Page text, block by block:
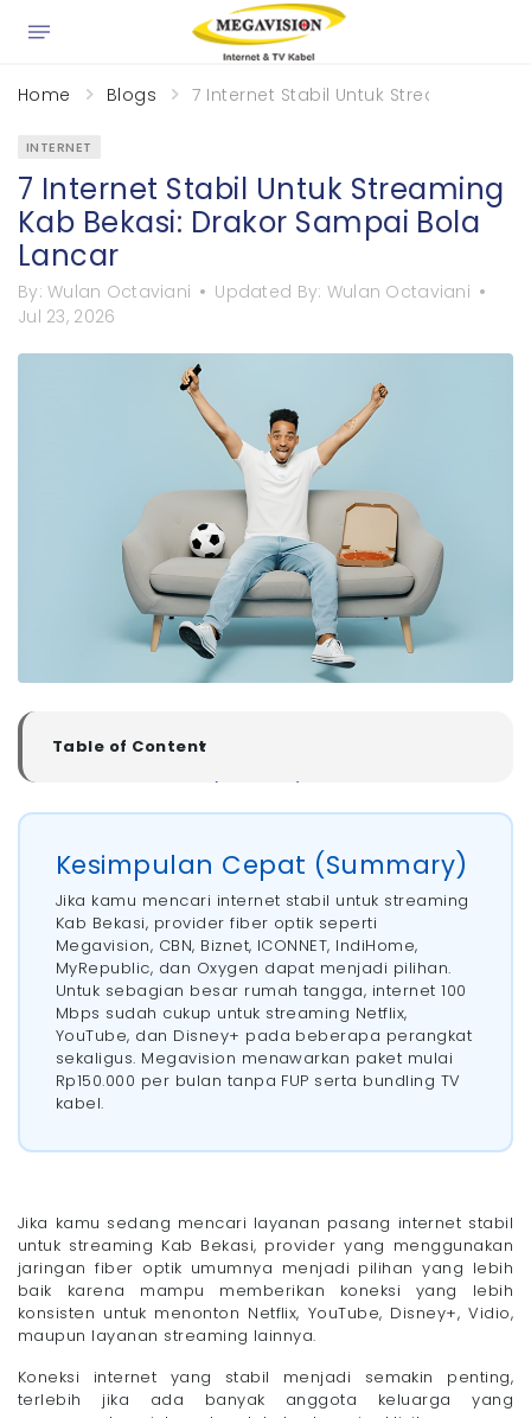
Home Blogs 7 Internet Stabil Untuk Streaming
INTERNET
7 Internet Stabil Untuk Streaming
Kab Bekasi: Drakor Sampai Bola
Lancar
By:Wulan Octaviani Updated By: Wulan Octaviani
Jul 23, 2026
Table of Content
▼
7 Rekomendasi Internet Untuk Streaming Stabil Di Kab
- 1. Megavision
- 2. CBN
- 3. Biznet
- 4. ICONNET
- 5. IndiHome
- 6. MyRepublic
- 7. Oxygen
Berapa Mbps Yang Cocok Untuk Streaming Di
Rumah?
Pertanyaan yang Sering Diajukan (FAQ)
streaming?
- 3. Apakah internet tanpa FUP lebih baik untuk
streaming?
- 4. Berapa biaya instalasi WiFi rumah?
- 5. Berapa lama proses pemasangan WiFi?
Streaming Di Kab Bekasi? Cek Paket Megavision Mulai
Rp175 Ribu/Bulan
Kesimpulan Cepat (Summary)
Jika kamu mencari internet stabil untuk streaming
Kab Bekasi, provider fiber optik seperti
Megavision, CBN, Biznet, ICONNET, IndiHome,
MyRepublic, dan Oxygen dapat menjadi pilihan.
Untuk sebagian besar rumah tangga, internet 100
Mbps sudah cukup untuk streaming Netflix,
YouTube, dan Disney+ pada beberapa perangkat
sekaligus. Megavision menawarkan paket mulai
Rp150.000 per bulan tanpa FUP serta bundling TV
kabel.
Jika kamu sedang mencari layanan pasang internet stabil
untuk streaming Kab Bekasi, provider yang menggunakan
jaringan fiber optik umumnya menjadi pilihan yang lebih
baik karena mampu memberikan koneksi yang lebih
konsisten untuk menonton Netflix, YouTube, Disney+, Vidio,
maupun layanan streaming lainnya.
Koneksi internet yang stabil menjadi semakin penting,
terlebih jika ada banyak anggota keluarga yang